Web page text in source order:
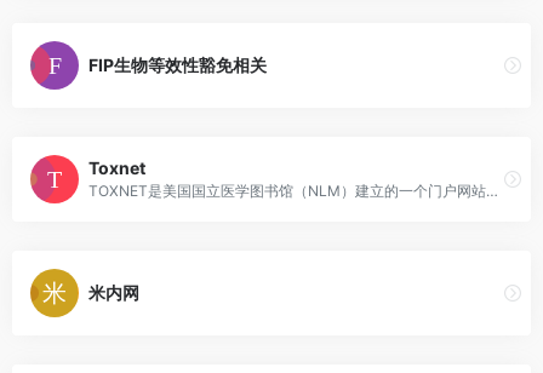
FIP生物等效性豁免相关
Toxnet
TOXNET是美国国立医学图书馆（NLM）建立的一个门户网站，可免费查询和检索化学品性质与结构、毒理学文献、毒理学信息、风险评估数据及有毒物质释放地图等信息。
米内网